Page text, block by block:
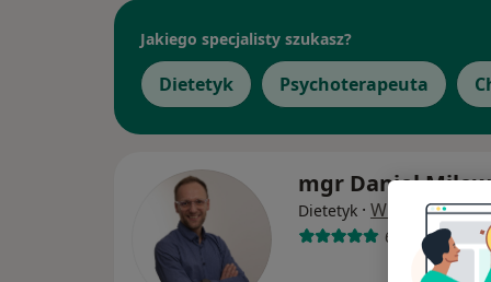
Jakiego specjalisty szukasz?
Dietetyk Psychoterapeuta
mgr Daniel
Dietetyk · Więcej
65 opinii